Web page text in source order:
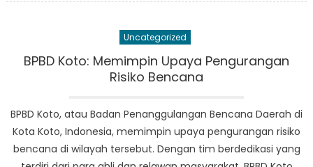
BPBD
Uncategorized
BPBD Koto: Memimpin Upaya Pengurangan
Risiko Bencana
BPBD Koto, atau Badan Penanggulangan Bencana Daerah di
Kota Koto, Indonesia, memimpin upaya pengurangan risiko
bencana di wilayah tersebut. Dengan tim berdedikasi yang